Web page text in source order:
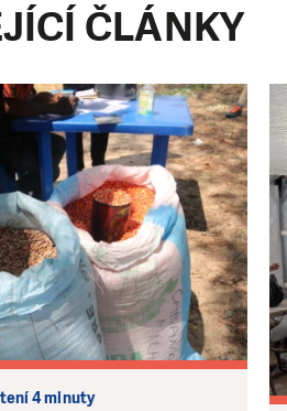
ČLÁNKY
4 minuty